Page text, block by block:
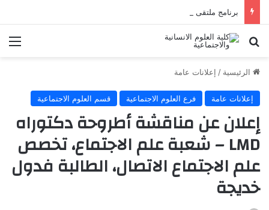
برنامج ملتقى المدن الجزائرية ظواهر ومشكلات
الرئيسية / إعلانات عامة
إعلانات عامة فرع العلوم الاجتماعية قسم العلوم الاجتماعية
إعلان عن مناقشة أطروحة دكتوراه
LMD – شعبة علم الاجتماع، تخصص
علم الاجتماع الاتصال، الطالبة فدول
خديجة